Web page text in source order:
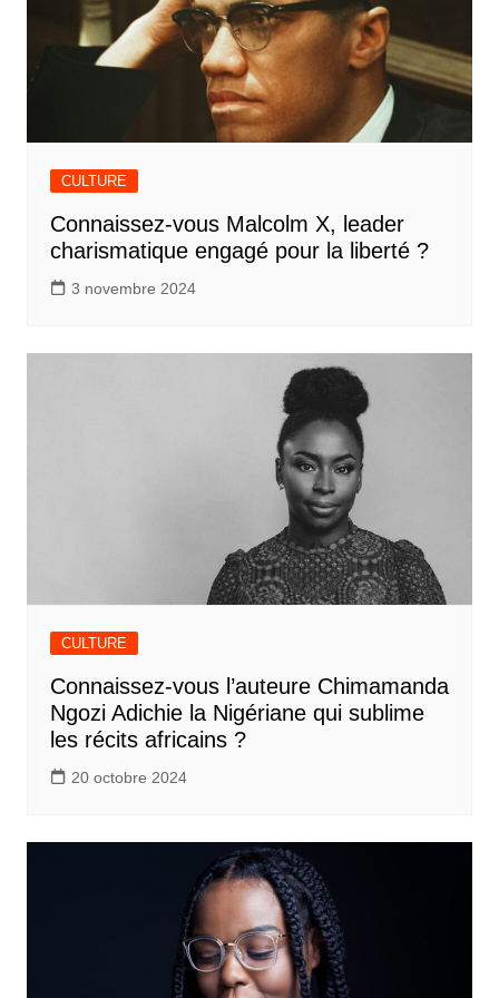
CULTURE
Connaissez-vous Malcolm X, leader
charismatique engagé pour la liberté ?
3 novembre 2024
CULTURE
Connaissez-vous l’auteure Chimamanda
Ngozi Adichie la Nigériane qui sublime
les récits africains ?
20 octobre 2024